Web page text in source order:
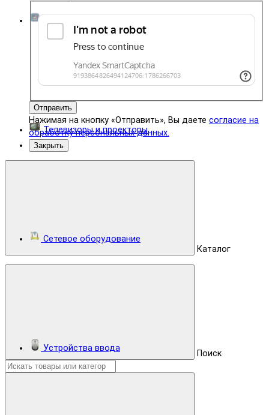
Отправить
Нажимая на кнопку «Отправить», Вы даете согласие на
обработку персональных данных.
Закрыть
Каталог
Поиск
Комплектующие
Телевизоры и проекторы
Сетевое оборудование
Устройства ввода